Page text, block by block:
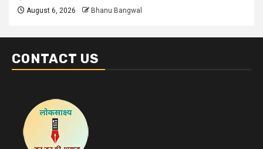
August 6, 2026 Bhanu Bangwal
CONTACT US